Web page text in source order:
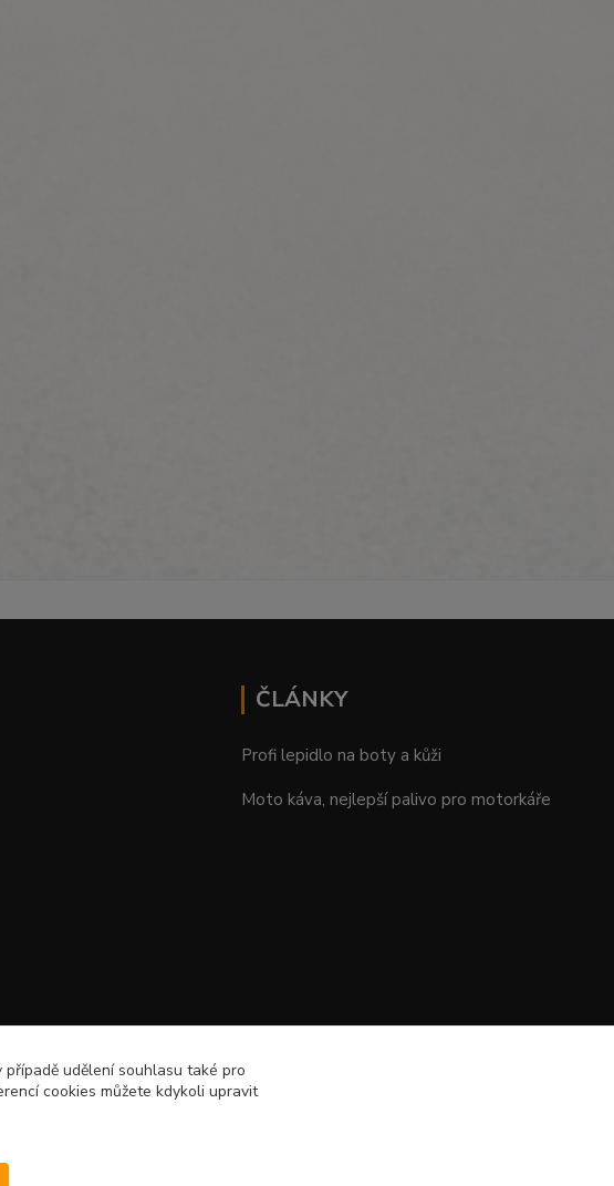
ČLÁNKY
Profi lepidlo na boty a kůži
Moto káva, nejlepší palivo pro motorkáře
udělení souhlasu také pro
cookies můžete kdykoli upravit